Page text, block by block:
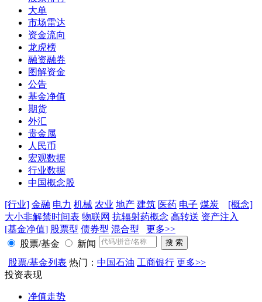
大单
市场雷达
资金流向
龙虎榜
融资融券
图解资金
公告
基金净值
期货
外汇
贵金属
人民币
宏观数据
行业数据
中国概念股
[行业] 金融 电力 机械 农业 地产 建筑 医药 电子 煤炭
[概念]
大小非解禁时间表 物联网 抗辐射药概念 高转送 资产注入
[基金净值] 股票型 债券型 混合型
更多>>
股票/基金
新闻
股票/基金列表 热门： 中国石油 工商银行 更多>>
投资表现
净值走势